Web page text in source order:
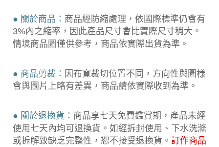
● 關於商品： 商品經防縮處理，依國際標準仍會有
3%內之縮率，因此產品尺寸會比實際尺寸稍大。
情境商品圖僅供參考，商品依實際出貨為準。
● 商品剪裁： 因布寬裁切位置不同，方向性與圖樣
會與圖片上略有差異，商品請依實際收到為準。
● 關於退換貨： 商品享七天免費鑑賞期，產品未經
使用七天內均可退換貨。如經拆封使用、下水洗滌
或拆解致缺乏完整性，恕不接受退換貨。 訂作商品